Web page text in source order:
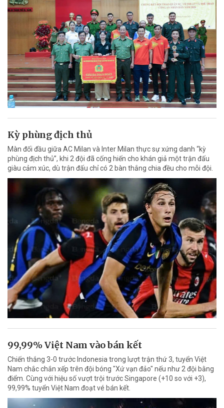
Kỳ phùng địch thủ
Màn đối đầu giữa AC Milan và Inter Milan thực sự xứng danh “kỳ
phùng địch thủ”, khi 2 đội đã cống hiến cho khán giả một trận đấu
giàu cảm xúc, dù trận đấu chỉ có 2 bàn thắng chia đều cho mỗi đội.
99,99% Việt Nam vào bán kết
Chiến thắng 3-0 trước Indonesia trong lượt trận thứ 3, tuyển Việt
Nam chắc chắn xếp trên đội bóng "Xứ vạn đảo" nếu như 2 đội bằng
điểm. Cùng với hiệu số vượt trội trước Singapore (+10 so với +3),
99,99% tuyển Việt Nam đoạt vé bán kết.